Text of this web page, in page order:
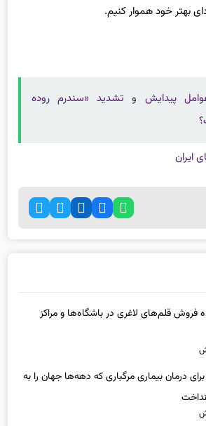
قلم‌های لاغری در باشگاه‌ها و مراکز
برای درمان بیماری مرگباری که دهه‌ها جهان را به